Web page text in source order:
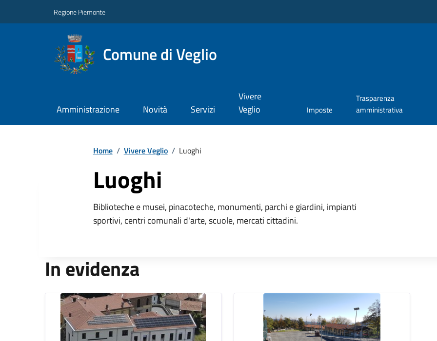
Regione Piemonte
Comune di Veglio
Amministrazione Novità Servizi
Vivere
Veglio
Imposte
Trasparenza
amministrativa
Home / Vivere Veglio / Luoghi
Luoghi
Biblioteche e musei, pinacoteche, monumenti, parchi e giardini, impianti
sportivi, centri comunali d'arte, scuole, mercati cittadini.
In evidenza